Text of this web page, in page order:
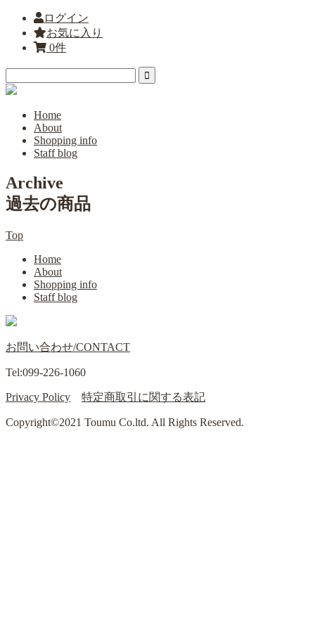
ログイン
お気に入り
0件
Home
About
Shopping info
Staff blog
Archive
過去の商品
Top
Home
About
Shopping info
Staff blog
お問い合わせ/CONTACT
Tel:099-226-1060
Privacy Policy 特定商取引に関する表記
Copyright©2021 Toumu Co.ltd. All Rights Reserved.